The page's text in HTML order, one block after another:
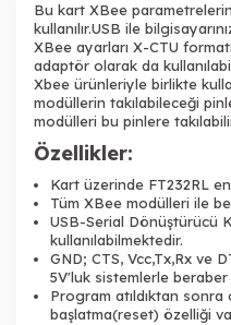
Bu kart XBee
kullanılır.USB ile
XBee ayarları X-CTU
adaptör olarak da
Xbee ürünleriyle birlikte
modüllerin takılabileceği
modülleri bu pinlere
Özellikler:
Kart üzerinde FT232RL
Tüm XBee modülleri ile
USB-Serial Dönüştürücü
kullanılabilmektedir.
GND; CTS, Vcc,Tx,Rx ve
5V'luk sistemlerle beraber
Program atıldıktan
başlatma(reset) özelliği